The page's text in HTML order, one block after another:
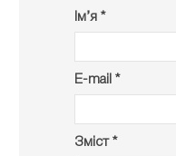
Ім’я *
E-mail *
Зміст *